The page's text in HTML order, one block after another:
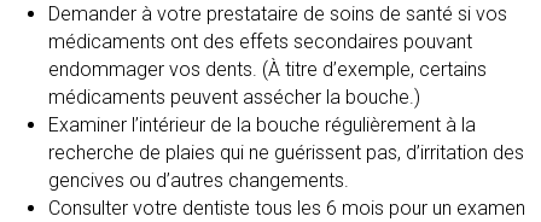
Demander à votre prestataire de soins de santé si vos
médicaments ont des effets secondaires pouvant
endommager vos dents. (À titre d’exemple, certains
médicaments peuvent assécher la bouche.)
Examiner l’intérieur de la bouche régulièrement à la
recherche de plaies qui ne guérissent pas, d’irritation des
gencives ou d’autres changements.
Consulter votre dentiste tous les 6 mois pour un examen